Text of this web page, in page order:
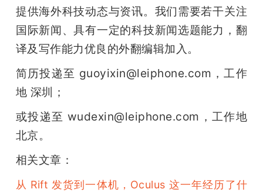
提供海外科技动态与资讯。我们需要若干关注
国际新闻、具有一定的科技新闻选题能力，翻
译及写作能力优良的外翻编辑加入。
简历投递至 guoyixin@leiphone.com，工作
地 深圳；
或投递至 wudexin@leiphone.com，工作地
北京。
相关文章：
从 Rift 发货到一体机，Oculus 这一年经历了什